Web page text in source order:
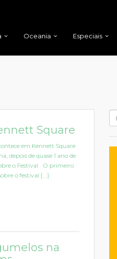
Oceania Especiais
Square
em Kennett Square
depois de quase 1 ano de
o Festival. O primeiro
o festival [...]
na